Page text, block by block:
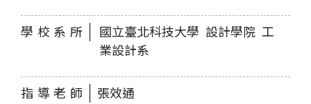
學校系所
國立臺北科技大學 設計學院 工
業設計系
指導老師 張效通